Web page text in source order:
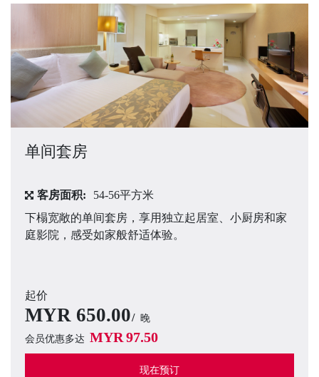
单间套房
客房面积:
54-56平方米
下榻宽敞的单间套房，享用独立起居室、小厨房和家
庭影院，感受如家般舒适体验。
起价
MYR 650.00
晚
会员优惠多达 MYR 97.50
现在预订